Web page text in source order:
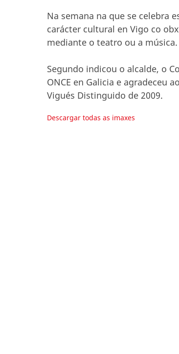
Na semana na que se celebra
carácter cultural en Vigo co
mediante o teatro ou a música.
Segundo indicou o alcalde, o
ONCE en Galicia e agradeceu
Vigués Distinguido de 2009.
Descargar todas as imaxes